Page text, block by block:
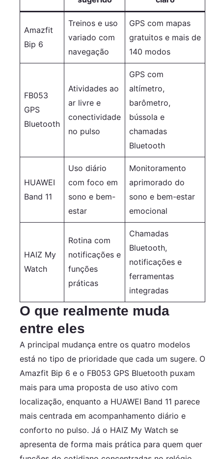
Amazfit
Bip 6
Treinos e uso
variado com
navegação
GPS com mapas
gratuitos e mais de
140 modos
FB053
GPS
Bluetooth
Atividades ao
ar livre e
conectividade
no pulso
GPS com
altímetro,
barômetro,
bússola e
chamadas
Bluetooth
HUAWEI
Band 11
Uso diário
com foco em
sono e bem-
estar
Monitoramento
aprimorado do
sono e bem-estar
emocional
HAIZ My
Watch
Rotina com
notificações e
funções
práticas
Chamadas
Bluetooth,
notificações e
ferramentas
integradas
O que realmente muda
entre eles
A principal mudança entre os quatro modelos
está no tipo de prioridade que cada um sugere. O
Amazfit Bip 6 e o FB053 GPS Bluetooth puxam
mais para uma proposta de uso ativo com
localização, enquanto a HUAWEI Band 11 parece
mais centrada em acompanhamento diário e
conforto no pulso. Já o HAIZ My Watch se
apresenta de forma mais prática para quem quer